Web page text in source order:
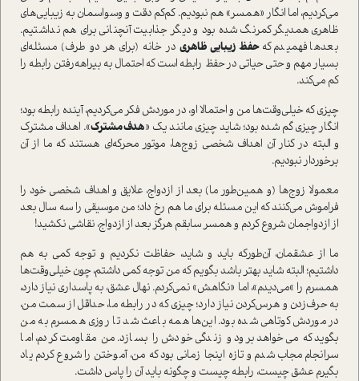
می‌کردیم، اما انگار «همسر» هم نبودیم. کم‌کم دقت و وسواسمان به زیبایی‌های
ظاهری همدیگر کمرنگ شده بود و دیگر جذابیت آنچنانی برای هم نداشتیم.
بعدها فهمیدم که حفظ زیبایی ظاهری در خانه (برای هر دو طرف) مسئله‌ای
بسیار مهم و حتی حیاتی در حفظ رابطه است که احتمال به بیراهه‌رفتن رابطه را
کم می‌کند.
چیزی که خیلی‌وقت‌ها من و احتمالا او، در موردش فکر می‌کردیم، آینده رابطه بود؛
انگار چیزی گم شده بود؛ شاید چیزی مانند یک «هدف مشترک». اهداف مشترک
و البته در کنار آن اهداف شخصی زوج‌ها، موتور محرکه‌ای هستند که ما از آن
برخوردار نبودیم.
معمولا زوج‌ها (و همین‌طور ما) بعد از ازدواج، علایق و اهداف شخصی خود را
فراموش می‌کنند که این مسئله برای ما هم رخ داد؛ من موسیقی را سه سال بعد
از ازدواجمان شروع کردم و همسر سابقم هرگز بعد از ازدواج، نقاشی نکشید!
ما از عشقمان، آن‌طور‌که باید و شاید، حفاظت نکردیم و توجه کمی به هم
داشتیم؛ البته شاید بهتر باشد بگویم که من توجه کمی داشتم، چون خیلی‌وقت‌ها
همسرم را »می‌دیدم»، اما «نگاهش» نمی‌کردم. نهال عشق، به پاسداری نیاز دارد،
به حرف‌زدن و هرس‌کردن نیاز دارد؛ چیزی که در رابطه ما، حداقل از سمت من،
در موردش کوتاهی شده بود. این‌ها همه باعث شد تا روزی همسرم به من
بگوید که می‌خواهد برود و زندگی خودش را بسازد. من مقاومت کردم، اما
سرانجام مجاب شدم و تازه اینجا زمانی بود که من، آموختن را شروع کردم یاد
بگیرم عشق چیست، رابطه چیست و چگونه باید آن را پاس داشت.